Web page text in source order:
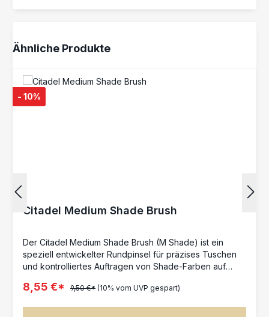
Produktgalerie überspringen
Ähnliche Produkte
- 10%
Citadel Medium Shade Brush
Der Citadel Medium Shade Brush (M Shade) ist ein
speziell entwickelter Rundpinsel für präzises Tuschen
und kontrolliertes Auftragen von Shade-Farben auf
gezielt in Vertiefungen fließen zu lassen, sodass Details
8,55 €* 9,50 €* (10% vom UVP gespart)